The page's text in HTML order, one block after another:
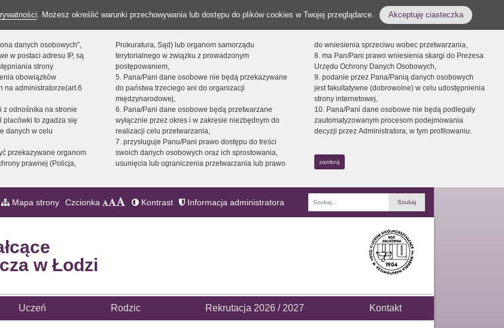
. Możesz określić warunki przechowywania lub dostępu do plików cookies w Twojej przeglądarce. Akceptuję ciasteczka
danych osobowych”,
w postaci adresu IP, są
strony
obowiązków
na administratorze(art.6
z odnośnika na stronie
placówki to zgadza się
danych w celu
przekazywane organom
prawnej (Policja,
Prokuratura, Sąd) lub organom samorządu
terytorialnego w związku z prowadzonym
postępowaniem,
5. Pana/Pani dane osobowe nie będą przekazywane
do państwa trzeciego ani do organizacji
międzynarodowej,
6. Pana/Pani dane osobowe będą przetwarzane
wyłącznie przez okres i w zakresie niezbędnym do
realizacji celu przetwarzania,
7. przysługuje Panu/Pani prawo dostępu do treści
swoich danych osobowych oraz ich sprostowania,
usunięcia lub ograniczenia przetwarzania lub prawo
do wniesienia sprzeciwu wobec przetwarzania,
8. ma Pan/Pani prawo wniesienia skargi do Prezesa
Urzędu Ochrony Danych Osobowych,
9. podanie przez Pana/Panią danych osobowych
jest fakultatywne (dobrowolne) w celu udostępnienia
strony internetowej,
10. Pana/Pani dane osobowe nie będą podlegały
zautomatyzowanym procesom podejmowania
decyzji przez Administratora, w tym profilowaniu.
zamknij
Mapa strony Czcionka Kontrast Informacja administratora
Fraza
w Łodzi
Uczeń Rodzic Rekrutacja 2026 / 2027 Kontakt